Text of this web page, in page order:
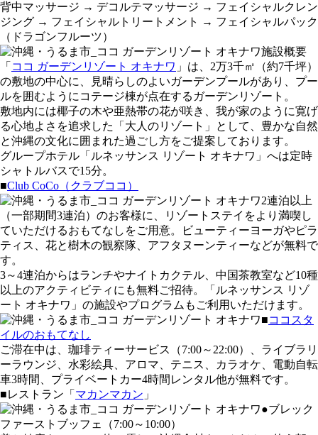
背中マッサージ → デコルテマッサージ → フェイシャルクレン
ジング → フェイシャルトリートメント → フェイシャルパック
（ドラゴンフルーツ）
施設概要
「 ココ ガーデンリゾート オキナワ 」は、2万3千㎡（約7千坪）
の敷地の中心に、見晴らしのよいガーデンプールがあり、プー
ルを囲むようにコテージ棟が点在するガーデンリゾート。
敷地内には椰子の木や亜熱帯の花が咲き、我が家のように寛げ
る心地よさを追求した「大人のリゾート」として、豊かな自然
と沖縄の文化に囲まれた過ごし方をご提案しております。
グループホテル「ルネッサンス リゾート オキナワ」へは定時
シャトルバスで15分。
■Club CoCo（クラブココ）
2連泊以上
（一部期間3連泊）のお客様に、リゾートステイをより満喫し
ていただけるおもてなしをご用意。ビューティーヨーガやピラ
ティス、花と樹木の観察隊、アフタヌーンティーなどが無料で
す。
3～4連泊からはランチやナイトカクテル、中国茶教室など10種
以上のアクティビティにも無料ご招待。「ルネッサンス リゾ
ート オキナワ」の施設やプログラムもご利用いただけます。
■ココスタ
イルのおもてなし
ご滞在中は、珈琲ティーサービス（7:00～22:00）、ライブラリ
ーラウンジ、水彩絵具、アロマ、テニス、カラオケ、電動自転
車3時間、プライベートカー4時間レンタル他が無料です。
■レストラン「 マカンマカン 」
●ブレック
ファーストブッフェ（7:00～10:00）